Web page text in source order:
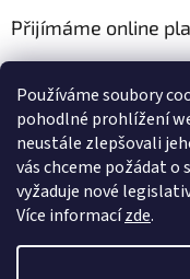
Používáme soubory
pohodlné prohlížení
neustále zlepšovali
vás chceme požádat o
vyžaduje nové
Více informacízde.
Přijímáme online